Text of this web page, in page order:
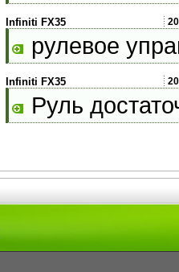
Infiniti FX35
рулевое
Infiniti FX35
Руль